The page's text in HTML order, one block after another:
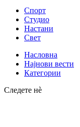
Спорт
Студио
Настани
Свет
Насловна
Најнови вести
Категории
Следете нè